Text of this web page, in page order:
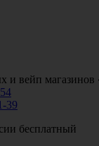
и вейп
39
бесплатный